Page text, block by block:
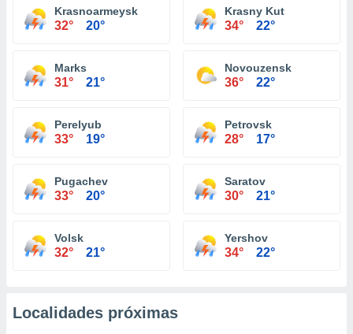
Krasnoarmeysk
32° 20°
Krasny Kut
34° 22°
Marks
31° 21°
Novouzensk
36° 22°
Perelyub
33° 19°
Petrovsk
28° 17°
Pugachev
33° 20°
Saratov
30° 21°
Volsk
32° 21°
Yershov
34° 22°
Localidades próximas